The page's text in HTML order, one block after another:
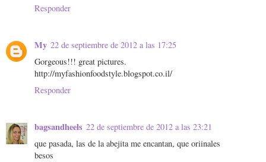
Responder
My 22 de septiembre de 2012 a las 17:25
Gorgeous!!! great pictures.
http://myfashionfoodstyle.blogspot.co.il/
Responder
bagsandheels 22 de septiembre de 2012 a las 23:21
que pasada, las de la abejita me encantan, que oriinales
besos